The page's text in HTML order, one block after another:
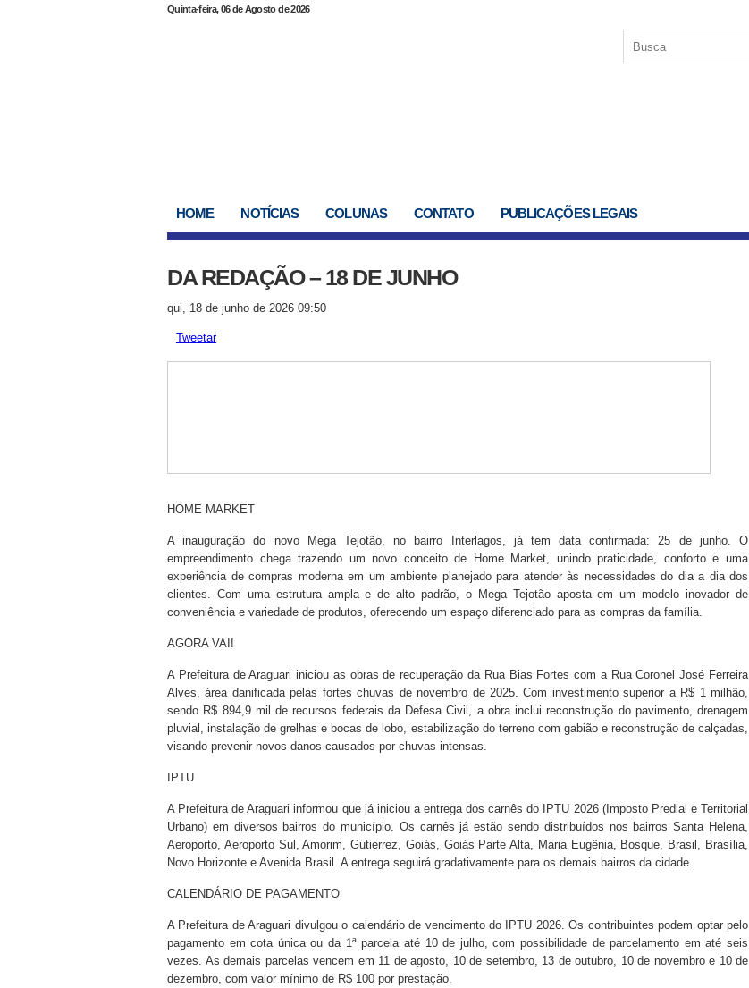
Quinta-feira, 06 de Agosto de 2026
HOME NOTÍCIAS COLUNAS CONTATO PUBLICAÇÕES LEGAIS
DA REDAÇÃO – 18 DE JUNHO
qui, 18 de junho de 2026 09:50
Tweetar
HOME MARKET
A inauguração do novo Mega Tejotão, no bairro Interlagos, já tem data confirmada: 25 de junho. O
empreendimento chega trazendo um novo conceito de Home Market, unindo praticidade, conforto e uma
experiência de compras moderna em um ambiente planejado para atender às necessidades do dia a dia dos
clientes. Com uma estrutura ampla e de alto padrão, o Mega Tejotão aposta em um modelo inovador de
conveniência e variedade de produtos, oferecendo um espaço diferenciado para as compras da família.
AGORA VAI!
A Prefeitura de Araguari iniciou as obras de recuperação da Rua Bias Fortes com a Rua Coronel José Ferreira
Alves, área danificada pelas fortes chuvas de novembro de 2025. Com investimento superior a R$ 1 milhão,
sendo R$ 894,9 mil de recursos federais da Defesa Civil, a obra inclui reconstrução do pavimento, drenagem
pluvial, instalação de grelhas e bocas de lobo, estabilização do terreno com gabião e reconstrução de calçadas,
visando prevenir novos danos causados por chuvas intensas.
IPTU
A Prefeitura de Araguari informou que já iniciou a entrega dos carnês do IPTU 2026 (Imposto Predial e Territorial
Urbano) em diversos bairros do município. Os carnês já estão sendo distribuídos nos bairros Santa Helena,
Aeroporto, Aeroporto Sul, Amorim, Gutierrez, Goiás, Goiás Parte Alta, Maria Eugênia, Bosque, Brasil, Brasília,
Novo Horizonte e Avenida Brasil. A entrega seguirá gradativamente para os demais bairros da cidade.
CALENDÁRIO DE PAGAMENTO
A Prefeitura de Araguari divulgou o calendário de vencimento do IPTU 2026. Os contribuintes podem optar pelo
pagamento em cota única ou da 1ª parcela até 10 de julho, com possibilidade de parcelamento em até seis
vezes. As demais parcelas vencem em 11 de agosto, 10 de setembro, 13 de outubro, 10 de novembro e 10 de
dezembro, com valor mínimo de R$ 100 por prestação.